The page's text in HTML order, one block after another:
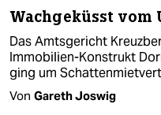
Wachgeküsst vom
Das Amtsgericht
Immobilien-Konstrukt
ging um
Von Gareth Joswig